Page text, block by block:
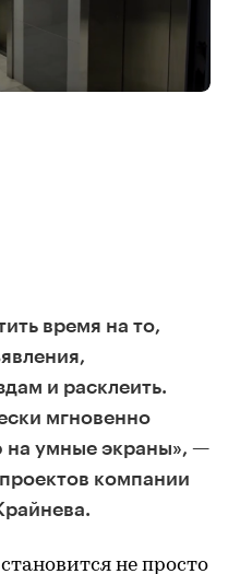
время на то,
и расклеить.
мгновенно
умные экраны», —
компании
становится не просто